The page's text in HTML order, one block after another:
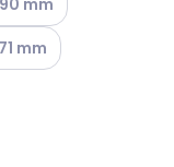
mogelijk)niet
(Huidige
varianten
mm
niet